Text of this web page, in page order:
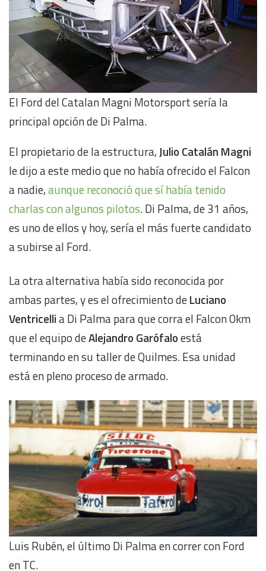
El Ford del Catalan Magni Motorsport sería la
principal opción de Di Palma.
El propietario de la estructura,Julio Catalán Magni
le dijo a este medio que no había ofrecido el Falcon
a nadie,aunque reconoció que sí había tenido
charlas con algunos pilotos. Di Palma, de 31 años,
es uno de ellos y hoy, sería el más fuerte candidato
a subirse al Ford.
La otra alternativa había sido reconocida por
ambas partes, y es el ofrecimiento deLuciano
Ventricellia Di Palma para que corra el Falcon 0km
que el equipo deAlejandro Garófaloestá
terminando en su taller de Quilmes. Esa unidad
está en pleno proceso de armado.
Luis Rubén, el último Di Palma en correr con Ford
en TC.